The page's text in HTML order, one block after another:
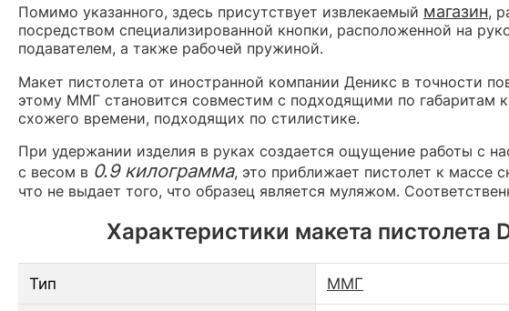
Помимо указанного, здесь присутствует извлекаемый магазин,
посредством специализированной кнопки, расположенной на
подавателем, а также рабочей пружиной.
Макет пистолета от иностранной компании Деникс в точности
этому ММГ становится совместим с подходящими по габаритам
схожего времени, подходящих по стилистике.
При удержании изделия в руках создается ощущение работы с
с весом в 0.9 килограмма, это приближает пистолет к массе
что не выдает того, что образец является муляжом.
Характеристики макета
Тип ММГ